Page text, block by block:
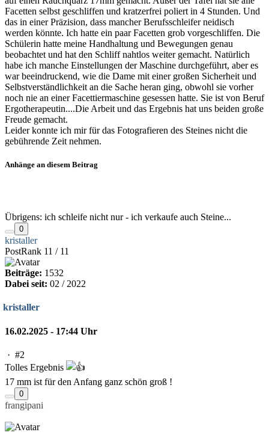
Facetten selbst geschliffen und kratzerfrei poliert in 4 Stunden. Und
das in einer Präzision, dass mancher Berufsschleifer neidisch
werden könnte. Ich hatte ein paar Facetten grob vorgeschliffen. Die
Schülerin hatte meine Handhaltung und Bewegungen genau
beobachtet und hat den Schliff nahtlos weiter gemacht. Natürlich
habe ich manche Einstellungen der Maschine durchgeführt, aber es
war beeindruckend, wie die Dame mit einer großen Sicherheit und
Selbstverständlichkeit an die Sache heran ging, obwohl sie vorher
noch nie an einer Facettiermaschine gesessen hatte. Sie ist von Beruf
Ergotherapeutin....Die Arbeit und das Ergebnis hat uns beiden große
Freude gemacht.
Leider konnte ich mir für das Fotografieren des Steines nicht die
gebührende Zeit nehmen.
Anhänge an diesem Beitrag
Übrigens: ich schleife nicht nur - ich verkaufe auch Steine...
0
kristaller
PostRank 11 / 11
Beiträge: 1532
Dabei seit: 02 / 2022
kristaller
16.02.2025 - 17:44 Uhr
· #2
Tolles Ergebnis
17 mm ist für den Anfang ganz schön groß !
0
frangipani